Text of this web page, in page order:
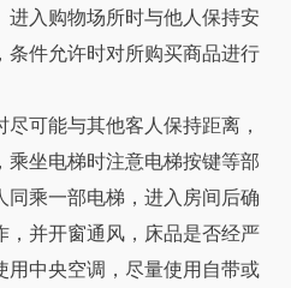
进入购物场所时与他人保持安
条件允许时对所购买商品进行
可能与其他客人保持距离，
乘坐电梯时注意电梯按键等部
同乘一部电梯，进入房间后确
，并开窗通风，床品是否经严
用中央空调，尽量使用自带或